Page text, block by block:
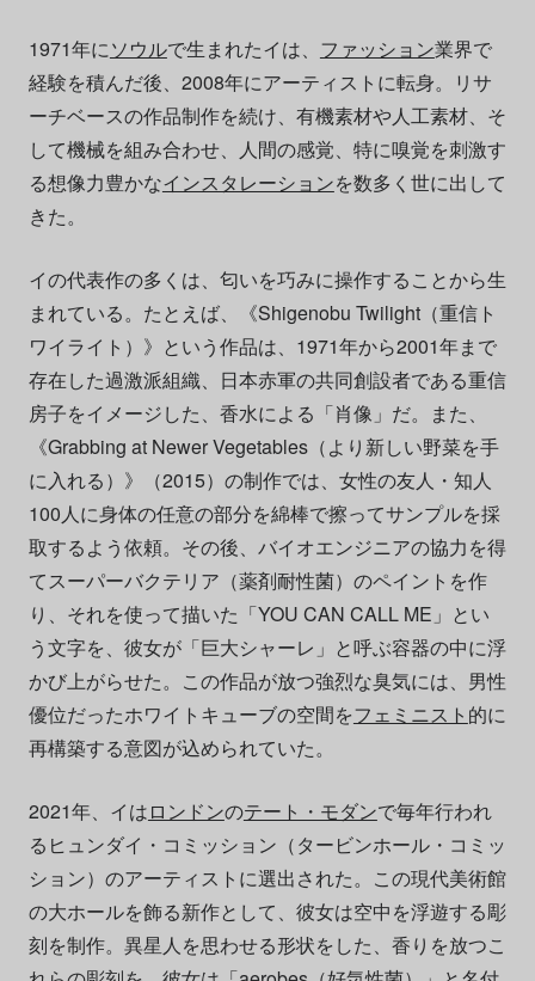
1971年にソウルで生まれたイは、 ファッション業界で
経験を積んだ後、2008年にアーティストに転身。リサ
ーチベースの作品制作を続け、有機素材や人工素材、そ
して機械を組み合わせ、人間の感覚、特に嗅覚を刺激す
る想像力豊かなインスタレーションを数多く世に出して
きた。
イの代表作の多くは、匂いを巧みに操作することから生
まれている。たとえば、《Shigenobu Twilight（重信ト
ワイライト）》という作品は、1971年から2001年まで
存在した過激派組織、日本赤軍の共同創設者である重信
房子をイメージした、香水による「肖像」だ。また、
《Grabbing at Newer Vegetables（より新しい野菜を手
に入れる）》（2015）の制作では、女性の友人・知人
100人に身体の任意の部分を綿棒で擦ってサンプルを採
取するよう依頼。その後、バイオエンジニアの協力を得
てスーパーバクテリア（薬剤耐性菌）のペイントを作
り、それを使って描いた「YOU CAN CALL ME」とい
う文字を、彼女が「巨大シャーレ」と呼ぶ容器の中に浮
かび上がらせた。この作品が放つ強烈な臭気には、男性
優位だったホワイトキューブの空間をフェミニスト 的に
再構築する意図が込められていた。
2021年、イはロンドンのテート・モダンで毎年行われ
るヒュンダイ・コミッション（タービンホール・コミッ
ション）のアーティストに選出された。この現代美術館
の大ホールを飾る新作として、彼女は空中を浮遊する彫
刻を制作。異星人を思わせる形状をした、香りを放つこ